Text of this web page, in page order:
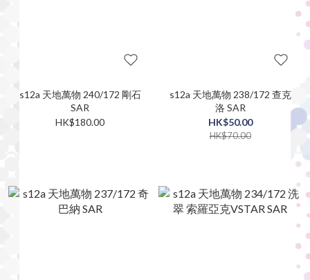
s12a 天地萬物 240/172 剛石
SAR
HK$180.00
s12a 天地萬物 238/172 查克
洛 SAR
HK$50.00
HK$70.00